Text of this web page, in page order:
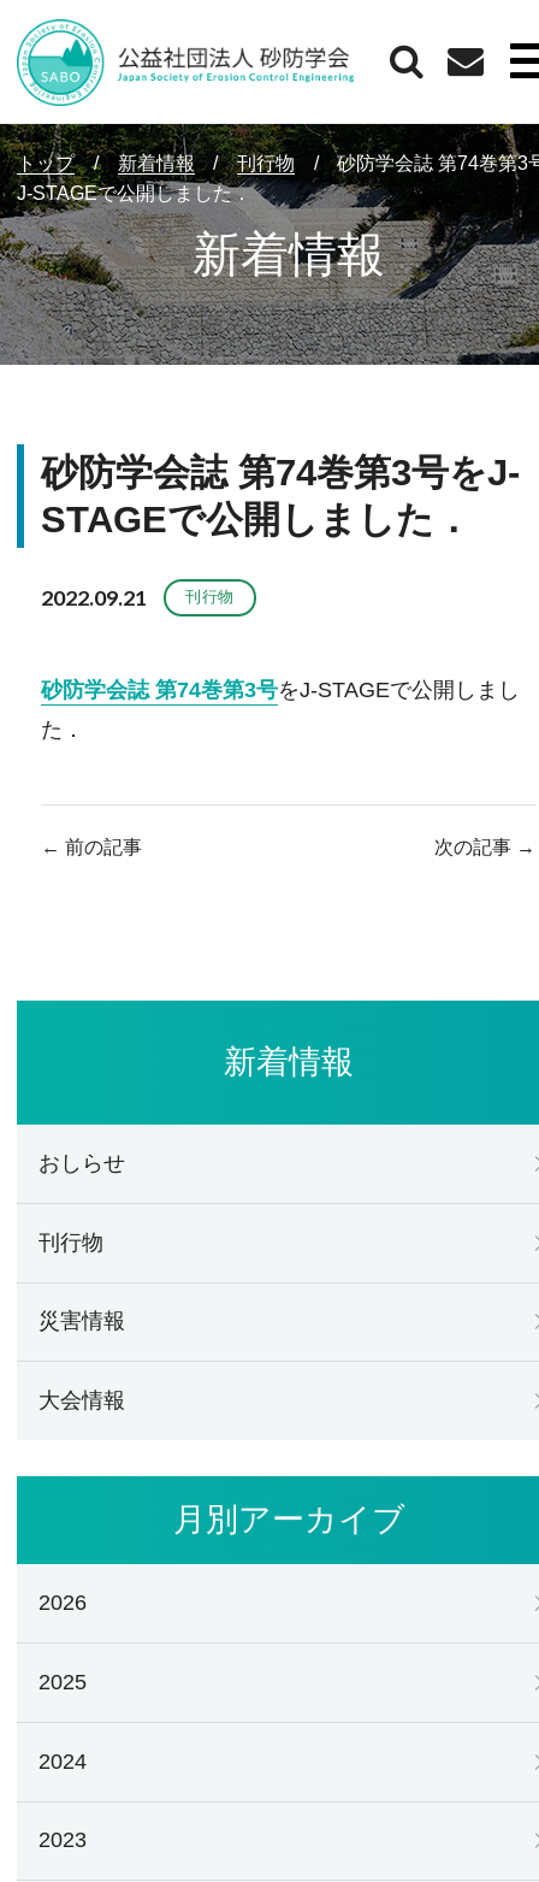
新着情報
トップ / 新着情報 / 刊行物 /
砂防学会誌 第74巻第3
J-STAGEで公開しました．
砂防学会誌 第74巻第3号をJ-
STAGEで公開しました．
2022.09.21 刊行物
砂防学会誌 第74巻第3号をJ-STAGEで公開しまし
た．
← 前の記事 次の記事 →
新着情報
おしらせ
刊行物
災害情報
大会情報
月別アーカイブ
2026
2025
2024
2023